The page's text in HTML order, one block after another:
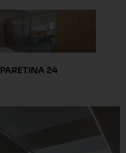
PARETINA 24